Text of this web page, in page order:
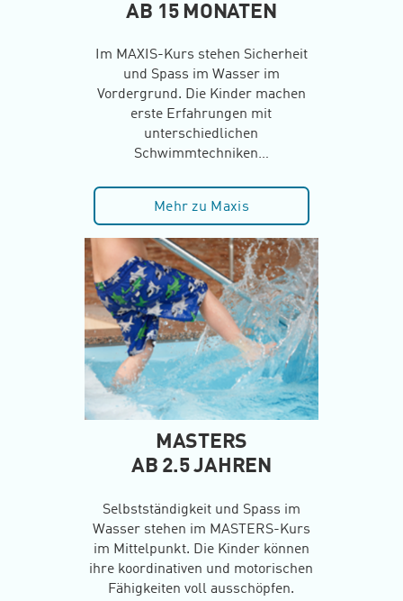
AB 15 MONATEN
Im MAXIS-Kurs stehen Sicherheit
und Spass im Wasser im
Vordergrund. Die Kinder machen
erste Erfahrungen mit
unterschiedlichen
Schwimmtechniken…
Mehr zu Maxis
MASTERS
AB 2.5 JAHREN
Selbstständigkeit und Spass im
Wasser stehen im MASTERS-Kurs
im Mittelpunkt. Die Kinder können
ihre koordinativen und motorischen
Fähigkeiten voll ausschöpfen.